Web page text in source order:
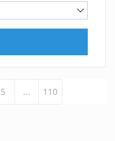
5 ... 110